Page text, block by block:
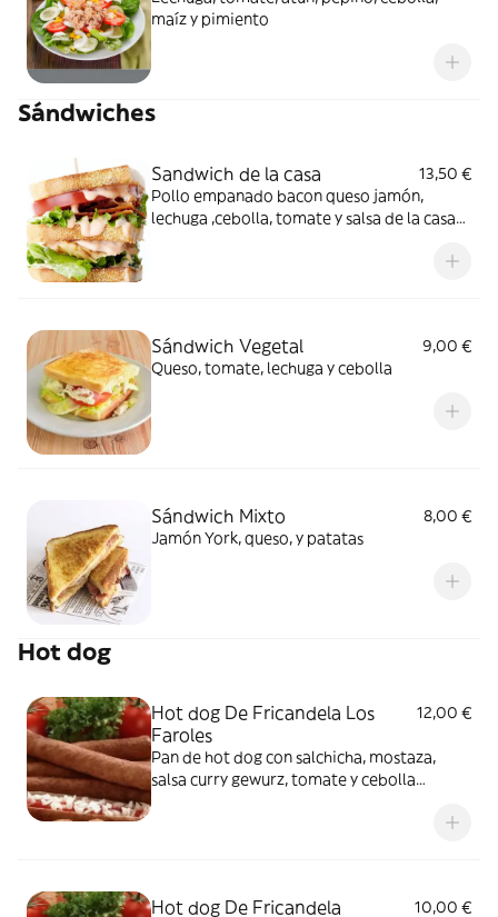
maíz y pimiento
Sándwiches
Sandwich de la casa
13,50 €
Pollo empanado bacon queso jamón,
lechuga ,cebolla, tomate y salsa de la casa
Sándwich Vegetal
9,00 €
Queso, tomate, lechuga y cebolla
Sándwich Mixto
8,00 €
Jamón York, queso, y patatas
Hot dog
Hot dog De Fricandela Los
Faroles
12,00 €
Pan de hot dog con salchicha, mostaza,
salsa curry gewurz, tomate y cebolla
Hot dog De Fricandela
10,00 €